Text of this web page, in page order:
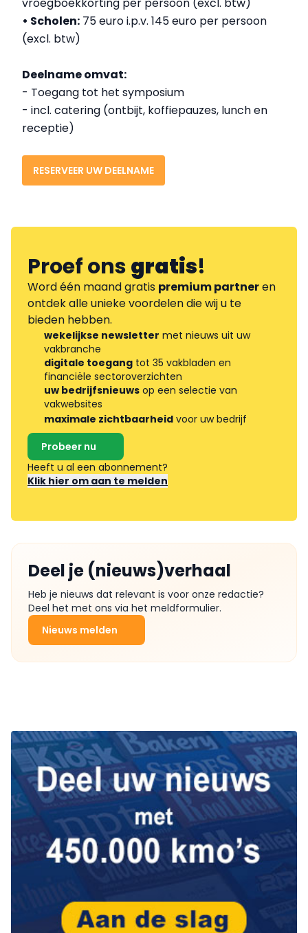
vroegboekkorting per persoon (excl. btw)
• Scholen: 75 euro i.p.v. 145 euro per persoon
(excl. btw)
Deelname omvat:
- Toegang tot het symposium
- incl. catering (ontbijt, koffiepauzes, lunch en
receptie)
RESERVEER UW DEELNAME
Proef onsgratis!
Word één maand gratis premium partneren
ontdek alle unieke voordelen die wij u te
bieden hebben.
wekelijkse newsletter met nieuws uit uw
vakbranche
digitale toegang tot 35 vakbladen en
financiële sectoroverzichten
uw bedrijfsnieuws op een selectie van
vakwebsites
maximale zichtbaarheid voor uw bedrijf
Probeer nu
Heeft u al een abonnement?
Klik hier om aan te melden
Deel je (nieuws)verhaal
Heb je nieuws dat relevant is voor onze redactie?
Deel het met ons via het meldformulier.
Nieuws melden